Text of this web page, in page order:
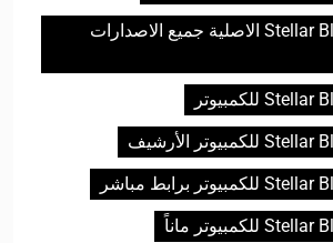
تحميل لعبة Stellar Blade الاصلية جميع الاصدارات